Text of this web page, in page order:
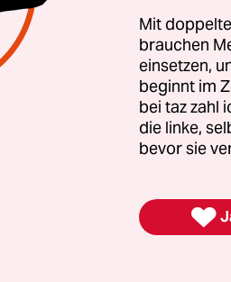
zu
in Garmisch-
nicht nur die
wie ein
zeitweise die gesamte
Staatskanzleichef
Mit
brauchen
einsetzen,
beginnt im
bei taz zahl
die linke,
bevor sie
